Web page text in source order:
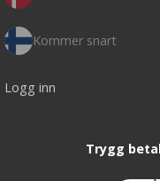
Kommer snart
Logg inn
Trygg